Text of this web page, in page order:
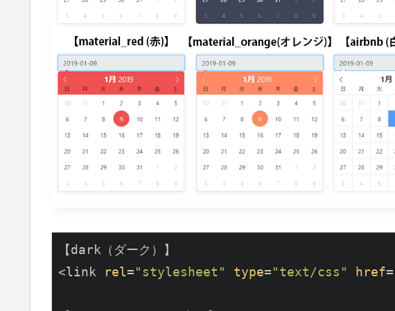
【dark（ダーク）】
<link
rel="stylesheet" type="text/css" href=